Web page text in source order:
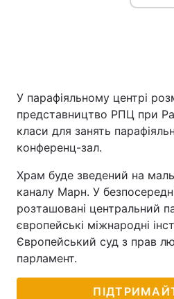
У парафіяльному центрі
представництво РПЦ при
класи для занять
конференц-зал.
Храм буде зведений на
каналу Марн. У
розташовані центральний
європейські міжнародні
Європейський суд з прав
парламент.